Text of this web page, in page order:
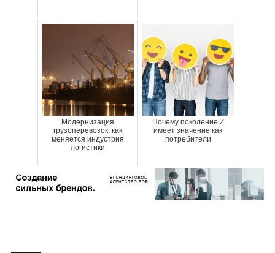
Модернизация
грузоперевозок: как
меняется индустрия
логистики
Почему поколение Z
имеет значение как
потребители